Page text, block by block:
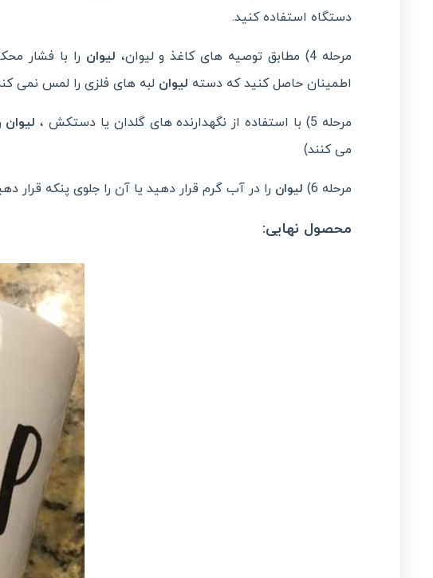
دستگاه استفاده کنید.
مرحله 4) مطابق توصیه های کاغذ و لیوان، لیوان
اطمینان حاصل کنید که دسته لیوان لبه های فلزی را لمس نمی
مرحله 5) با استفاده از نگهدارنده های گلدان یا دستکش ، لیوان
می کنند)
مرحله 6) لیوان را در آب گرم قرار دهید یا آن را جلوی پنکه قرار
محصول نهایی: